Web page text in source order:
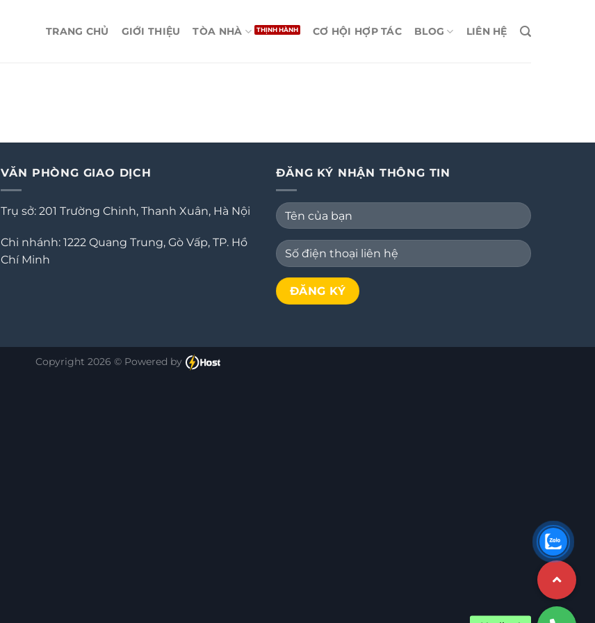
TRANG CHỦ GIỚI THIỆU TÒA NHÀ CƠ HỘI HỢP TÁC BLOG LIÊN HỆ
VĂN PHÒNG GIAO DỊCH
Trụ sở: 201 Trường Chinh, Thanh Xuân, Hà Nội
Chi nhánh: 1222 Quang Trung, Gò Vấp, TP. Hồ
Chí Minh
ĐĂNG KÝ NHẬN THÔNG TIN
Copyright 2026 © Powered by